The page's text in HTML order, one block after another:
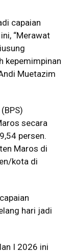
capaian
“Merawat
kepemimpinan
Muetazim
secara
persen.
Maros di
kota di
hari jadi
I 2026 ini